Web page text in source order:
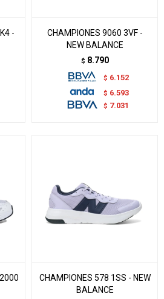
-
CHAMPIONES 9060 3VF -
NEW BALANCE
$ 8.790
$ 6.152
$ 6.593
$ 7.031
CHAMPIONES 578 1SS - NEW
BALANCE